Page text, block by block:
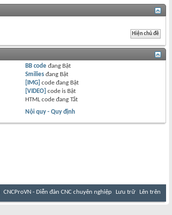
BB code đang Bật
Smilies đang Bật
[IMG] code đang Bật
[VIDEO] code is Bật
HTML code đangTắt
Nội quy - Quy định
CNCProVN - Diễn đàn CNC chuyên nghiệp Lưu trữ Lên trên